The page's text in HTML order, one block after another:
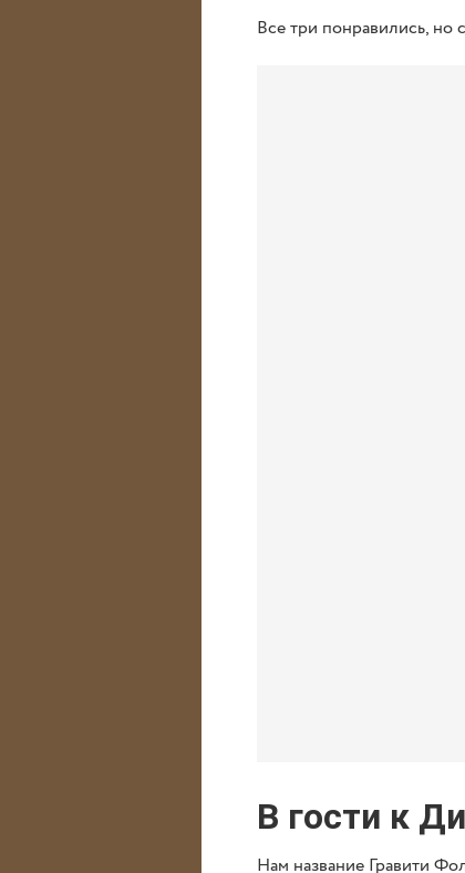
Все три понравились, но
В гости к
Нам название Гравити